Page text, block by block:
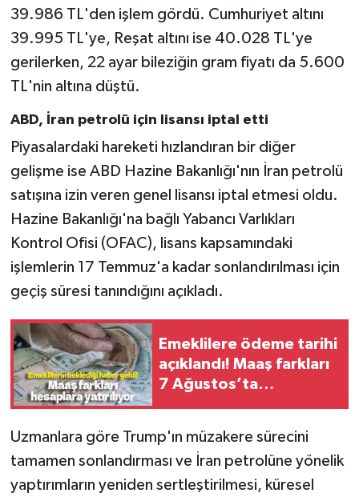
39.986 TL'den işlem gördü. Cumhuriyet altını
39.995 TL'ye, Reşat altını ise 40.028 TL'ye
gerilerken, 22 ayar bileziğin gram fiyatı da 5.600
TL'nin altına düştü.
ABD, İran petrolü için lisansı iptal etti
Piyasalardaki hareketi hızlandıran bir diğer
gelişme ise ABD Hazine Bakanlığı'nın İran petrolü
satışına izin veren genel lisansı iptal etmesi oldu.
Hazine Bakanlığı'na bağlı Yabancı Varlıkları
Kontrol Ofisi (OFAC), lisans kapsamındaki
işlemlerin 17 Temmuz'a kadar sonlandırılması için
geçiş süresi tanındığını açıkladı.
Emeklilere ödeme tarihi
açıklandı! Maaş farkları
7 Ağustos’ta
Uzmanlara göre Trump'ın müzakere sürecini
tamamen sonlandırması ve İran petrolüne yönelik
yaptırımların yeniden sertleştirilmesi, küresel